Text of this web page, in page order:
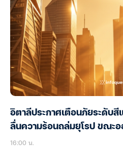
อิตาลีประกาศเตือนภัยระดับ
ลื่นความร้อนถล่มยุโรป ขณะ
16:00 น.